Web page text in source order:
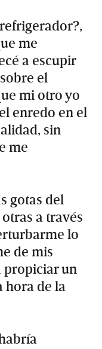
me
a escupir
el
mi otro yo
enredo en el
sin
me
gotas del
a través
lo
de mis
propiciar un
hora de la